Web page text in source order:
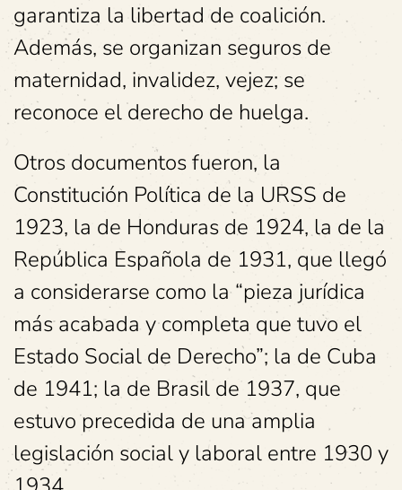
garantiza la libertad de coalición.
Además, se organizan seguros de
maternidad, invalidez, vejez; se
reconoce el derecho de huelga.
Otros documentos fueron, la
Constitución Política de la URSS de
1923, la de Honduras de 1924, la de la
República Española de 1931, que llegó
a considerarse como la “pieza jurídica
más acabada y completa que tuvo el
Estado Social de Derecho”; la de Cuba
de 1941; la de Brasil de 1937, que
estuvo precedida de una amplia
legislación social y laboral entre 1930 y